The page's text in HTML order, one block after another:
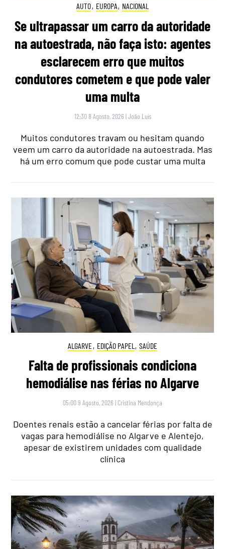
AUTO, EUROPA, NACIONAL
Se ultrapassar um carro da autoridade
na autoestrada, não faça isto: agentes
esclarecem erro que muitos
condutores cometem e que pode valer
uma multa
12:30 8 Agosto, 2026 |João Luís
Muitos condutores travam ou hesitam quando
veem um carro da autoridade na autoestrada. Mas
há um erro comum que pode custar uma multa
ALGARVE, EDIÇÃO PAPEL , SAÚDE
Falta de profissionais condiciona
hemodiálise nas férias no Algarve
05:00 9 Agosto, 2026 | Cristina Mendonça
Doentes renais estão a cancelar férias por falta de
vagas para hemodiálise no Algarve e Alentejo,
apesar de existirem unidades com qualidade
clínica